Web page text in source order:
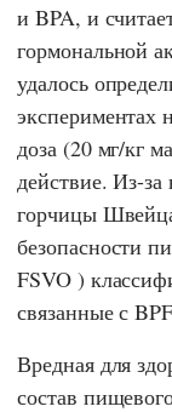
и BPA, и
гормональной
удалось
экспериментах
доза (20 мг/кг
действие. Из-
горчицы
безопасности
FSVO)
связанные с
Вредная для
состав